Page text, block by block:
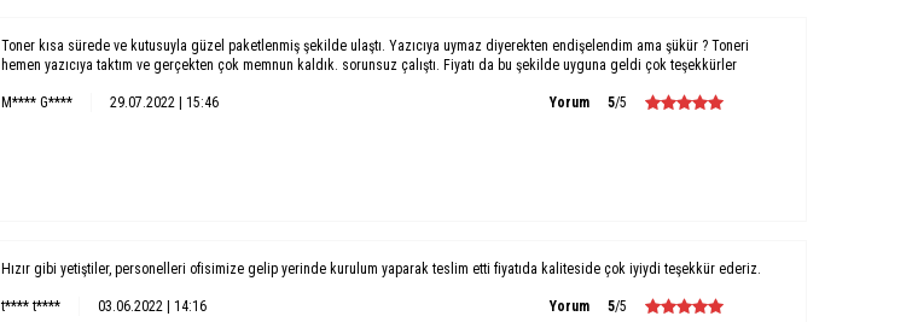
Toner kısa sürede ve kutusuyla güzel paketlenmiş şekilde ulaştı. Yazıcıya uymaz diyerekten endişelendim ama şükür ? Toneri
hemen yazıcıya taktım ve gerçekten çok memnun kaldık. sorunsuz çalıştı. Fiyatı da bu şekilde uyguna geldi çok teşekkürler
M**** G**** 29.07.2022 | 15:46 Yorum 5/5
Hızır gibi yetiştiler, personelleri ofisimize gelip yerinde kurulum yaparak teslim etti fiyatıda kaliteside çok iyiydi teşekkür ederiz.
t**** t**** 03.06.2022 | 14:16 Yorum 5/5